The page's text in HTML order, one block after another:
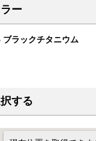
ー
ラックチタニウム
する